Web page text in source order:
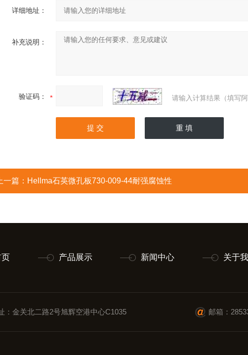
详细地址：
补充说明：
验证码： 请输入计算结果（填写
上一篇： Hellma石英微孔板730-009-44耐强腐蚀性
页 产品展示 新闻中心 关于
：金关北二路2号旭辉空港中心C1035 邮箱：